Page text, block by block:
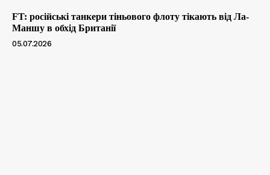
FT: російські танкери тіньового флоту тікають від Ла-
Маншу в обхід Британії
05.07.2026